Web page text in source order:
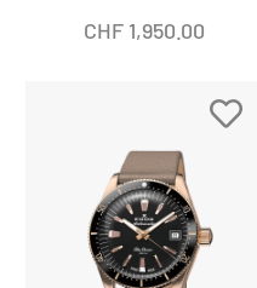
CHF 1,950.00